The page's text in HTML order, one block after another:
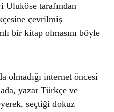
Uluköse tarafından
çevrilmiş
bir kitap olmasını böyle
olmadığı internet öncesi
yazar Türkçe ve
seçtiği dokuz